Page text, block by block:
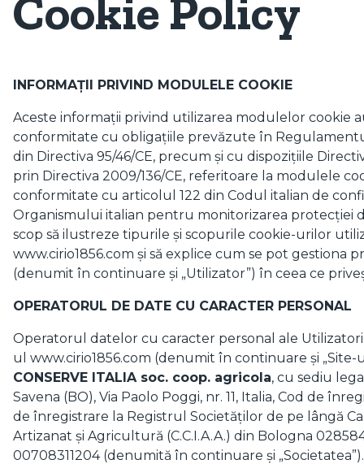
Cookie Policy
INFORMAȚII PRIVIND MODULELE COOKIE
Aceste informații privind utilizarea modulelor cookie
conformitate cu obligațiile prevăzute în
din Directiva 95/46/CE, precum și cu dispozițiile
prin Directiva 2009/136/CE, referitoare la modulele
conformitate cu articolul 122 din Codul italian de
Organismului italian pentru monitorizarea protecției
scop să ilustreze tipurile și scopurile cookie-urilor
www.cirio1856.com și să explice cum se pot gestiona
(denumit în continuare și „Utilizator”) în ceea ce
OPERATORUL DE DATE CU CARACTER PERSONAL
Operatorul datelor cu caracter personal ale
ul www.cirio1856.com (denumit în continuare și „Site-
CONSERVE ITALIA soc. coop. agricola, cu sediu
Savena (BO), Via Paolo Poggi, nr. 11, Italia, Cod de
de înregistrare la Registrul Societăților de pe lângă
Artizanat și Agricultură (C.C.I.A.A.) din Bologna
00708311204 (denumită în continuare și „Societatea”).